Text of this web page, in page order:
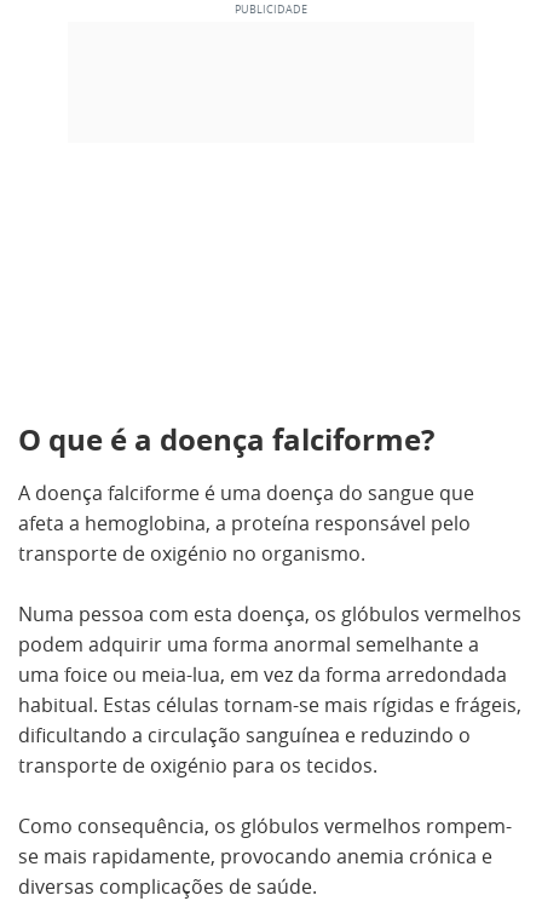
O que é a doença falciforme?
A doença falciforme é uma doença do sangue que
afeta a hemoglobina, a proteína responsável pelo
transporte de oxigénio no organismo.
Numa pessoa com esta doença, os glóbulos vermelhos
podem adquirir uma forma anormal semelhante a
uma foice ou meia-lua, em vez da forma arredondada
habitual. Estas células tornam-se mais rígidas e frágeis,
dificultando a circulação sanguínea e reduzindo o
transporte de oxigénio para os tecidos.
Como consequência, os glóbulos vermelhos rompem-
se mais rapidamente, provocando anemia crónica e
diversas complicações de saúde.